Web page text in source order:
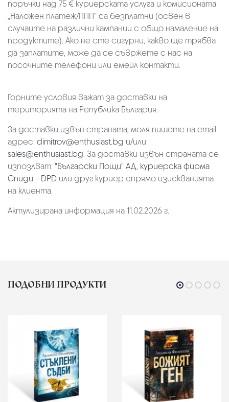
поръчки над 75 € куриерската услуга и комисионата
„Наложен платеж/ППП“ са безплатни (освен в
случаите на различни кампании с общо намаление на
продуктите). Ако не сте сигурни, какво ще трябва
да заплатите, може да се съвржете с нас на
посочните телефони или емейл контакти.
Горните условия важат за доставки на
територията на Република България.
За доставки извън страната, моля пишете на email
адрес: dimitrov@enthusiast.bg и/или
sales@enthusiast.bg. За доставки извън страната се
изпозлват: "Български Пощи" АД, куриерска фирма
Спиди - DPD или друг куриер спрямо изискванията
на клиента.
Актулизирана информация на 11.02.2026 г.
ПОДОБНИ ПРОДУКТИ